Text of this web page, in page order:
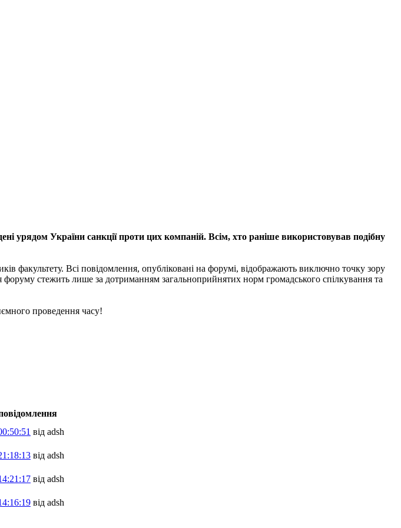
України санкції проти цих компаній. Всім, хто раніше використовував подібну
факультету. Всі повідомлення, опубліковані на форумі, відображають виключно точку зору
форуму стежить лише за дотриманням загальноприйнятих норм громадського спілкування та
проведення часу!
від adsh
від adsh
від adsh
від adsh